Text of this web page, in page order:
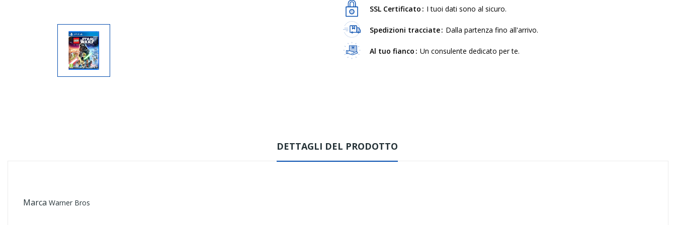
SSL Certificato I tuoi dati sono al sicuro.
Spedizioni tracciate Dalla partenza fino all'arrivo.
Al tuo fianco Un consulente dedicato per te.
DETTAGLI DEL PRODOTTO
Marca Warner Bros